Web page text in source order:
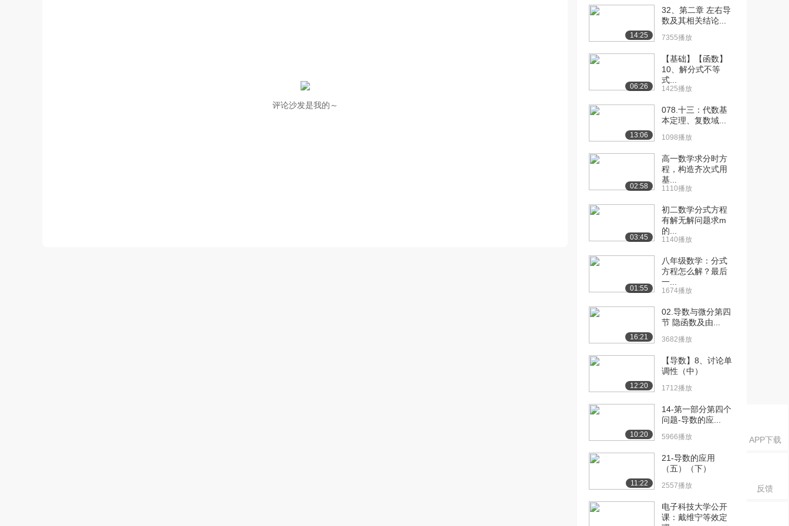
APP下载
反馈
评论沙发是我的～
[10] 清华大学《微积
分》：函数的极限（三...
6.0万播放
18:14
[11] 清华大学《微积
分》：函数的极限（四...
4.7万播放
19:08
[12] 清华大学《微积
分》：函数的极限（五...
19:03
[13] 清华大学《微积
分》：函数的极限（六...
19:01
[14] 清华大学《微积
分》：函数的极限（七...
19:13
[15] 清华大学《微积
分》：函数的极限（八...
分》：函数的极限（九...
分》：函数的极限（十...
[18] 清华大学《微积
分》：函数的极限（十...
[19] 清华大学《微积
分》：函数的极限（十...
[20] 清华大学《微积
分》：函数的极限（十...
2.5万播放
14:25
32、第二章 左右导
数及其相关结论...
7355播放
06:26
【基础】【函数】
10、解分式不等
式...
1425播放
13:06
078.十三：代数基
本定理、复数域...
1098播放
02:58
高一数学求分时方
程，构造齐次式用
基...
1110播放
03:45
初二数学分式方程
有解无解问题求m
的...
1140播放
01:55
八年级数学：分式
方程怎么解？最后
一...
1674播放
16:21
02.导数与微分第四
节 隐函数及由...
3682播放
12:20
【导数】8、讨论单
调性（中）
1712播放
10:20
14-第一部分第四个
问题-导数的应...
5966播放
11:22
21-导数的应用
（五）（下）
2557播放
电子科技大学公开
课：戴维宁等效定